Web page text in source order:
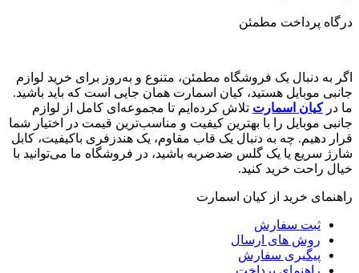
درگاه پرداخت مطمئن
اگر به دنبال یک فروشگاه مطمئن، متنوع و به‌روز برای خرید لوازم
جانبی موبایل هستید، کیان اسمارت همان جایی است که باید باشید.
ما درکیان اسمارت تلاش کرده‌ایم تا مجموعه‌ای کامل از لوازم
جانبی موبایل را با بهترین کیفیت و مناسب‌ترین قیمت در اختیار شما
قرار دهیم. چه به دنبال یک قاب مقاوم، یک هندزفری باکیفیت، کابل
شارژ سریع یا یک گلس ضدضربه باشید، در فروشگاه ما می‌توانید با
خیال راحت خرید کنید.
راهنمای خرید از کیان اسمارت
ثبت سفارش
روش‌ های ارسال
پیگیری سفارش